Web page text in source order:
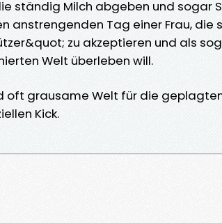
ständig Milch abgeben und sogar
anstrengenden Tag einer Frau,
zu akzeptieren und als
Welt überleben will.
oft grausame Welt für die geplagten
Kick.